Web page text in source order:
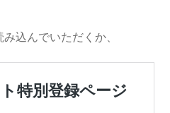
込んでいただくか、